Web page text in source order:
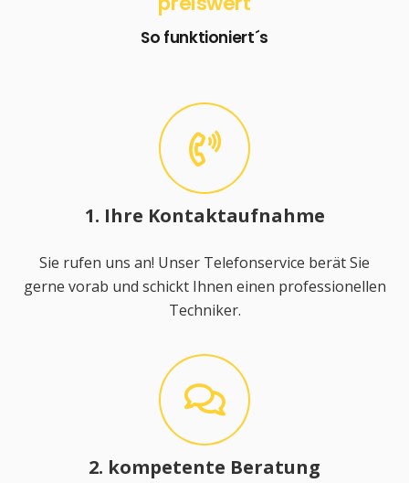
So funktioniert´s
1. Ihre Kontaktaufnahme
Sie rufen uns an! Unser Telefonservice berät Sie
gerne vorab und schickt Ihnen einen professionellen
Techniker.
2. kompetente Beratung